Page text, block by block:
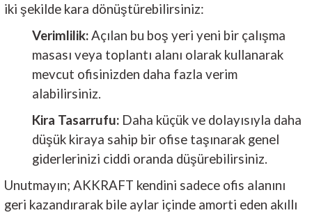
iki şekilde kara dönüştürebilirsiniz:
Verimlilik:Açılan bu boş yeri yeni bir çalışma
masası veya toplantı alanı olarak kullanarak
mevcut ofisinizden daha fazla verim
alabilirsiniz.
Kira Tasarrufu: Daha küçük ve dolayısıyla daha
düşük kiraya sahip bir ofise taşınarak genel
giderlerinizi ciddi oranda düşürebilirsiniz.
Unutmayın; AKKRAFT kendini sadece ofis alanını
geri kazandırarak bile aylar içinde amorti eden akıllı